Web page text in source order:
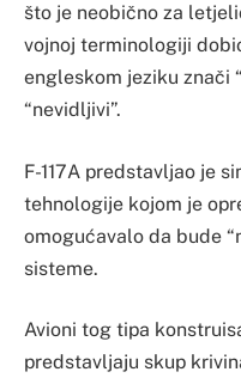
što je neobično za
vojnoj terminologiji
engleskom jeziku znači
“nevidljivi”.
F-117A predstavljao je
tehnologije kojom je
omogućavalo da bude
sisteme.
Avioni tog tipa
predstavljaju skup